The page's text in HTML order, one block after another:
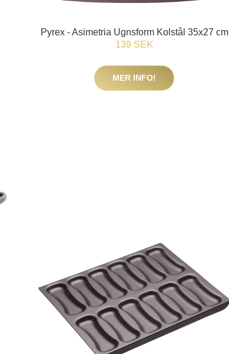
Pyrex - Asimetria Ugnsform Kolstål 35x27 cm
139 SEK
MER INFO!